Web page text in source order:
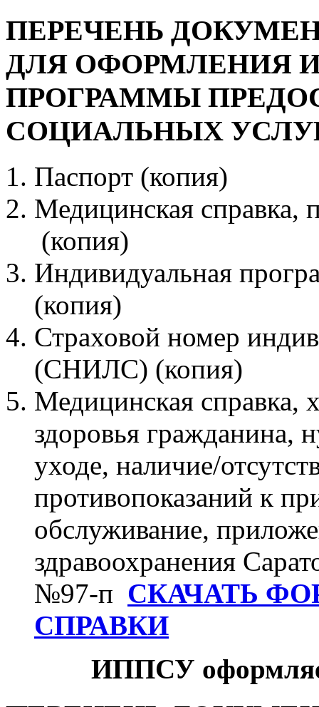
ПЕРЕЧЕНЬ
ДЛЯ ОФОРМЛЕНИЯ
ПРОГРАММЫ
СОЦИАЛЬНЫХ
Паспорт (копия)
Медицинская справка,
(копия)
Индивидуальная
(копия)
Страховой номер
(СНИЛС) (копия)
Медицинская справка,
здоровья гражданина,
уходе, наличие/
противопоказаний к
обслуживание,
здравоохранения
№97-п СКАЧАТЬ
СПРАВКИ
ИППСУ